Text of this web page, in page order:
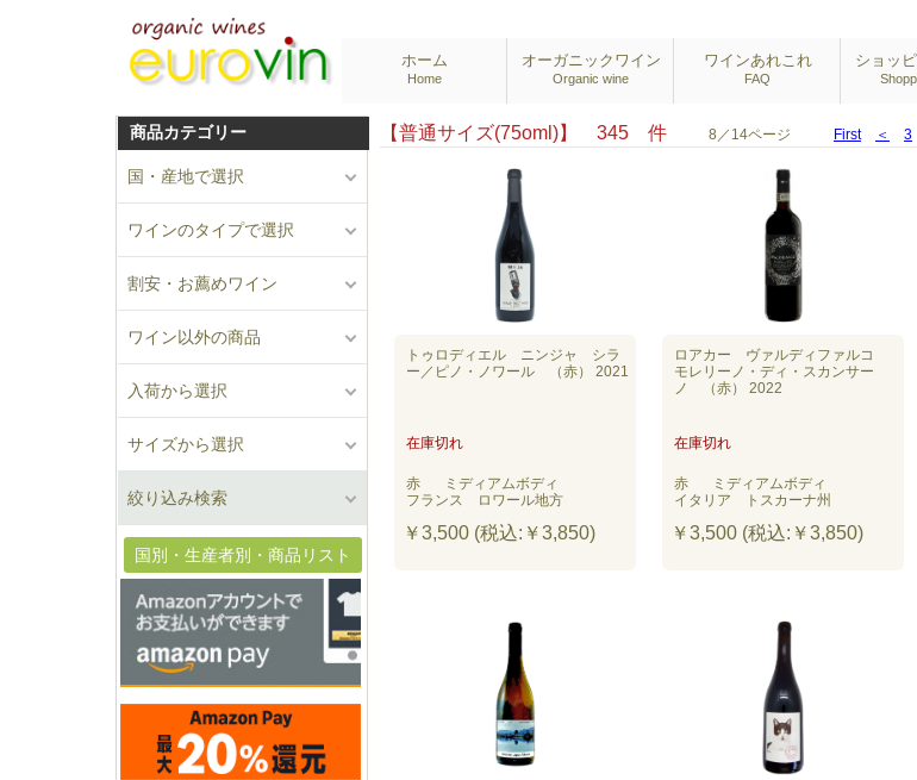
ホーム
Home
オーガニックワイン
Organic wine
ワインあれこれ
FAQ
ショッ
商品カテゴリー
国・産地で選択
ワインのタイプで選択
割安・お薦めワイン
ワイン以外の商品
入荷から選択
サイズから選択
絞り込み検索
国別・生産者別・商品リスト
【普通サイズ(75oml)】 345 件 8／14ページ First ＜ 3
トゥロディエル ニンジャ シラ
ー／ピノ・ノワール （赤） 2021
在庫切れ
赤
ミディアムボディ
フランス ロワール地方
￥3,500 (税込:￥3,850)
ロアカー ヴァルディファルコ
モレリーノ・ディ・スカンサー
ノ （赤） 2022
在庫切れ
赤
ミディアムボディ
イタリア トスカーナ州
￥3,500 (税込:￥3,850)